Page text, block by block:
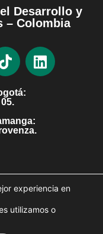
Desarrollo y
– Colombia
experiencia en
utilizamos o